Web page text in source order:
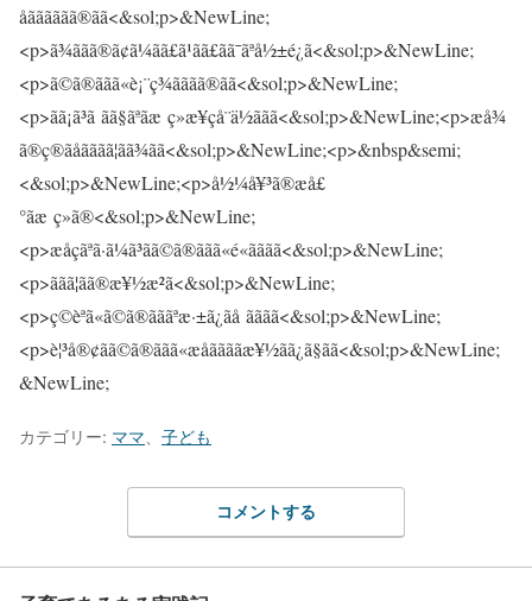
カテゴリー: ママ 子ども
コメントする